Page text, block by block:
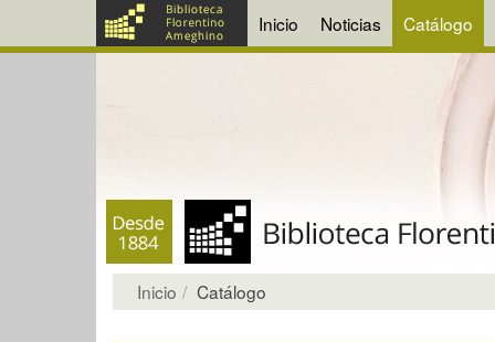
Inicio Noticias Catálogo
Inicio Catálogo